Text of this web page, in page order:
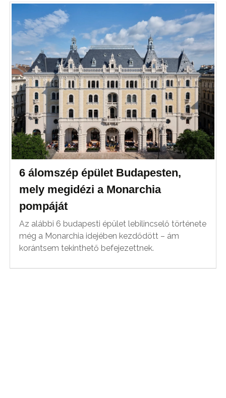
6 álomszép épület Budapesten,
mely megidézi a Monarchia
pompáját
Az alábbi 6 budapesti épület lebilincselő története
még a Monarchia idejében kezdődött – ám
korántsem tekinthető befejezettnek.